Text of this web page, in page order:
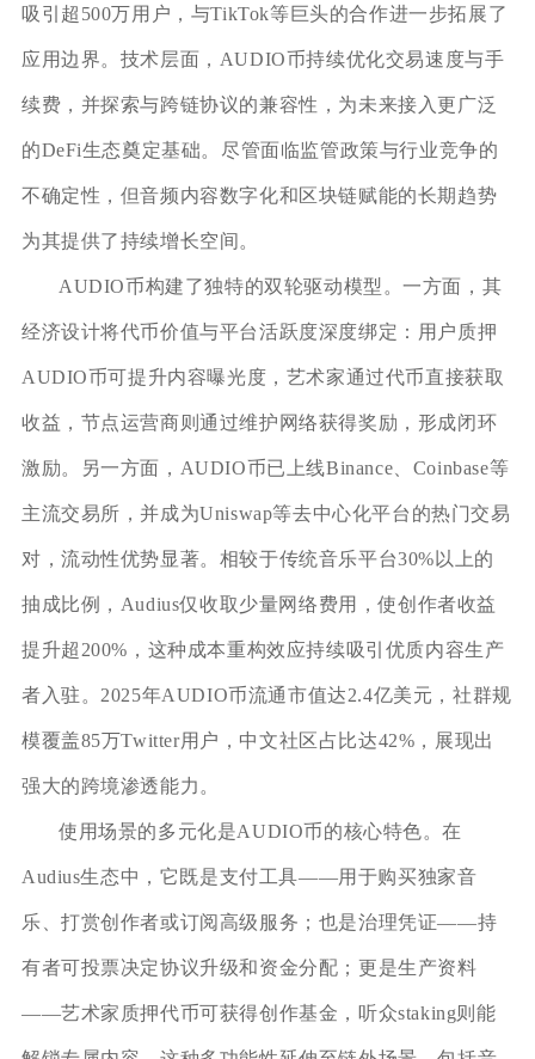
吸引超500万用户，与TikTok等巨头的合作进一步拓展了
应用边界。技术层面，AUDIO币持续优化交易速度与手
续费，并探索与跨链协议的兼容性，为未来接入更广泛
的DeFi生态奠定基础。尽管面临监管政策与行业竞争的
不确定性，但音频内容数字化和区块链赋能的长期趋势
为其提供了持续增长空间。
AUDIO币构建了独特的双轮驱动模型。一方面，其
经济设计将代币价值与平台活跃度深度绑定：用户质押
AUDIO币可提升内容曝光度，艺术家通过代币直接获取
收益，节点运营商则通过维护网络获得奖励，形成闭环
激励。另一方面，AUDIO币已上线Binance、Coinbase等
主流交易所，并成为Uniswap等去中心化平台的热门交易
对，流动性优势显著。相较于传统音乐平台30%以上的
抽成比例，Audius仅收取少量网络费用，使创作者收益
提升超200%，这种成本重构效应持续吸引优质内容生产
者入驻。2025年AUDIO币流通市值达2.4亿美元，社群规
模覆盖85万Twitter用户，中文社区占比达42%，展现出
强大的跨境渗透能力。
使用场景的多元化是AUDIO币的核心特色。在
Audius生态中，它既是支付工具——用于购买独家音
乐、打赏创作者或订阅高级服务；也是治理凭证——持
有者可投票决定协议升级和资金分配；更是生产资料
——艺术家质押代币可获得创作基金，听众staking则能